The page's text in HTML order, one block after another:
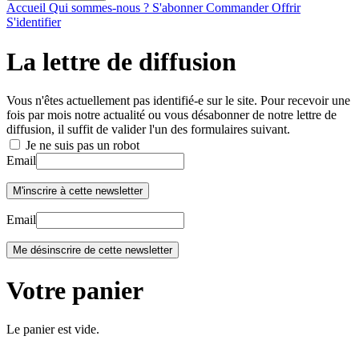
Accueil Qui sommes-nous ? S'abonnerCommanderOffrir
S'identifier
La lettre de diffusion
Vous n'êtes actuellement pas identifié-e sur le site. Pour recevoir une
fois par mois notre actualité ou vous désabonner de notre lettre de
diffusion, il suffit de valider l'un des formulaires suivant.
Je ne suis pas un robot
Email
Email
Votre panier
Le panier est vide.